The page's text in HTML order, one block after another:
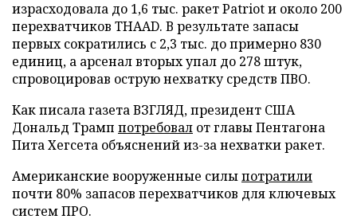
израсходовала до 1,6 тыс. ракет Patriot и около 200
перехватчиков THAAD. В результате запасы
первых сократились с 2,3 тыс. до примерно 830
единиц, а арсенал вторых упал до 278 штук,
спровоцировав острую нехватку средств ПВО.
Как писала газета ВЗГЛЯД, президент США
Дональд Трамп потребовал от главы Пентагона
Пита Хегсета объяснений из-за нехватки ракет.
Американские вооруженные силыпотратили
почти 80% запасов перехватчиков для ключевых
систем ПРО.